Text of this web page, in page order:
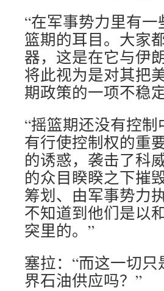
“在军事势力里有
篮期的耳目。大家
器，这是在它与伊
将此视为是对其把
期政策的一项不稳
“摇篮期还没有控
有行使控制权的重
的诱惑，袭击了科
的众目睽睽之下摧
筹划、由军事势力
不知道到他们是以
突里的。”
塞拉：“而这一切
界石油供应吗？”